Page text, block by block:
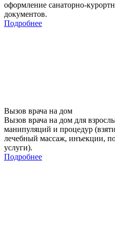
оформление санаторно-
документов.
Подробнее
Вызов врача на дом
Вызов врача на дом для
манипуляций и процедур
лечебный массаж, инъекции,
услуги).
Подробнее